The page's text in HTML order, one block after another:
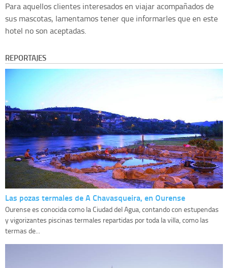
Para aquellos clientes interesados en viajar acompañados de
sus mascotas, lamentamos tener que informarles que en este
hotel no son aceptadas.
REPORTAJES
Las pozas termales de A Chavasqueira, en Ourense
Ourense es conocida como la Ciudad del Agua, contando con estupendas
y vigorizantes piscinas termales repartidas por toda la villa, como las
termas de...